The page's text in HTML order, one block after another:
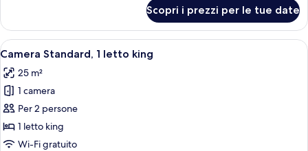
1
letto
matrimoniale
Scopri i prezzi per le tue date
Apri
tutte
le
foto
per
Camera
Standard,
Una camera d'albergo con un letto
4
Camera Standard, 1 letto king
25 m²
1 camera
Per 2 persone
1 letto king
Wi-Fi gratuito